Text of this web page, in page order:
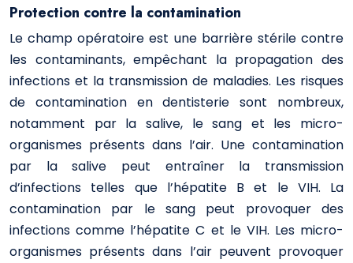
Protection contre la contamination
Le champ opératoire est une barrière stérile contre
les contaminants, empêchant la propagation des
infections et la transmission de maladies. Les risques
de contamination en dentisterie sont nombreux,
notamment par la salive, le sang et les micro-
organismes présents dans l’air. Une contamination
par la salive peut entraîner la transmission
d’infections telles que l’hépatite B et le VIH. La
contamination par le sang peut provoquer des
infections comme l’hépatite C et le VIH. Les micro-
organismes présents dans l’air peuvent provoquer